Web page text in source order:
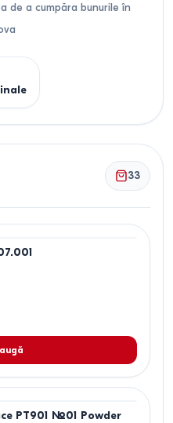
de a cumpăra bunurile în
33
PT901 №01 Powder